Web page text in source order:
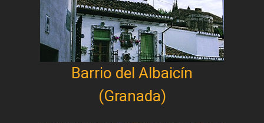
Barrio del Albaicín
(Granada)